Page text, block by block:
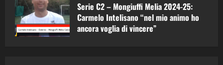
Serie C2 – Mongiuffi Melia 2024-25:
Carmelo Intelisano “nel mio animo ho
ancora voglia di vincere”
1 08/05/2026